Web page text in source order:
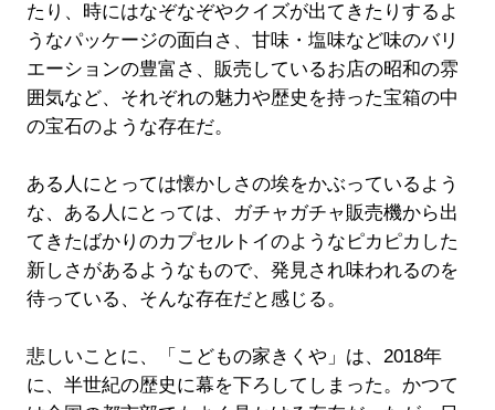
たり、時にはなぞなぞやクイズが出てきたりするよ
うなパッケージの面白さ、甘味・塩味など味のバリ
エーションの豊富さ、販売しているお店の昭和の雰
囲気など、それぞれの魅力や歴史を持った宝箱の中
の宝石のような存在だ。
ある人にとっては懐かしさの埃をかぶっているよう
な、ある人にとっては、ガチャガチャ販売機から出
てきたばかりのカプセルトイのようなピカピカした
新しさがあるようなもので、発見され味われるのを
待っている、そんな存在だと感じる。
悲しいことに、「こどもの家きくや」は、2018年
に、半世紀の歴史に幕を下ろしてしまった。かつて